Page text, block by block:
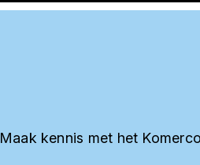
Maak kennis met het